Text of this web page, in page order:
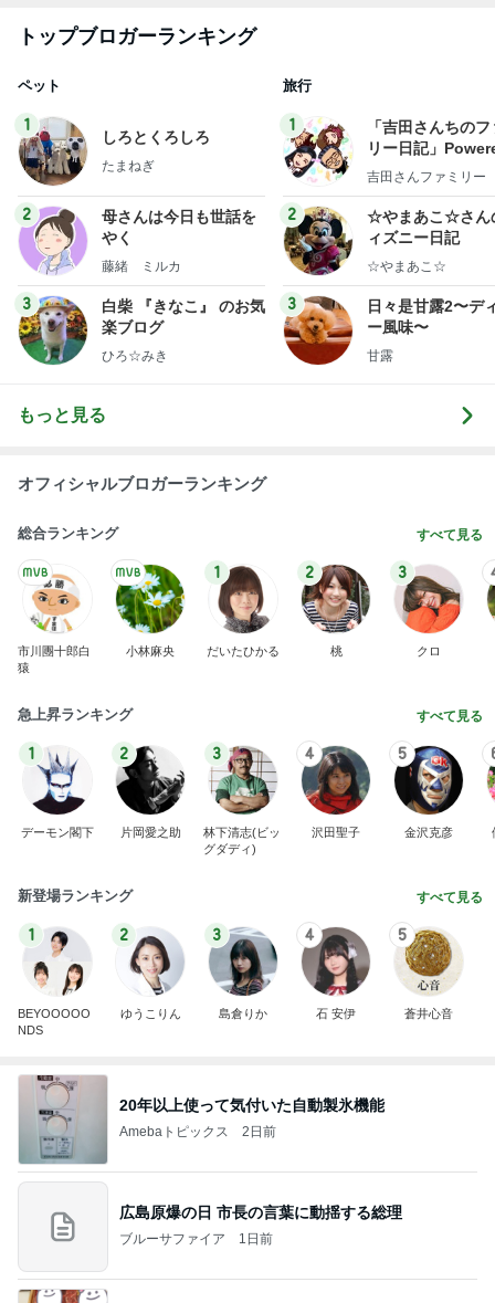
トップブロガーランキング
ペット
1
しろとくろしろ
たまねぎ
2
母さんは今日も世話を
やく
藤緒 ミルカ
3
白柴 『きなこ』 のお気
楽ブログ
ひろ☆みき
旅行
1
「吉田さんちの
リー日記」
y Ameba 吉田さ
ログ
吉田さんファミリー
2
☆やまあこ☆さん
ィズニー日記
☆やまあこ☆
3
日々是甘露2〜デ
ー風味〜
甘露
もっと見る
オフィシャルブロガーランキング
総合ランキング すべて見る
市川團十郎白
猿
小林麻央
1
だいたひかる
2
桃
3
クロ
急上昇ランキング すべて見る
1
デーモン閣下
2
片岡愛之助
3
林下清志(ビッ
グダディ)
4
沢田聖子
5
金沢克彦
新登場ランキング すべて見る
1
BEYOOOOO
NDS
2
ゆうこりん
3
島倉りか
4
石 安伊
5
蒼井心音
20年以上使って気付いた自動製氷機能
Amebaトピックス 2日前
広島原爆の日 市長の言葉に動揺する総理
ブルーサファイア 1日前